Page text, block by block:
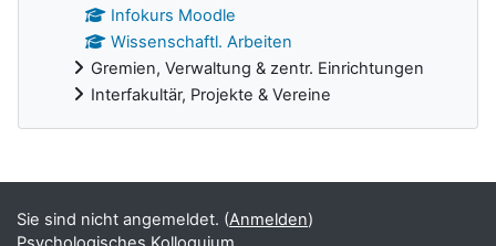
Infokurs Moodle
Wissenschaftl. Arbeiten
Gremien, Verwaltung & zentr. Einrichtungen
Interfakultär, Projekte & Vereine
Ergänzungsblöcke
Sie sind nicht angemeldet. (Anmelden)